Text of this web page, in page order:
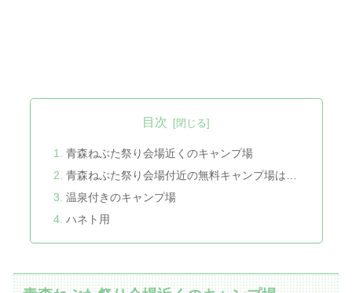
目次
青森ねぶた祭り会場近くのキャンプ場
青森ねぶた祭り会場付近の無料キャンプ場は…
温泉付きのキャンプ場
ハネト用